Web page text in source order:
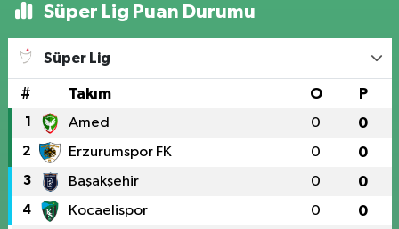
Süper Lig Puan Durumu
Süper Lig
# Takım O P
1 Amed 0 0
2 Erzurumspor FK 0 0
3 Başakşehir 0 0
4 Kocaelispor 0 0